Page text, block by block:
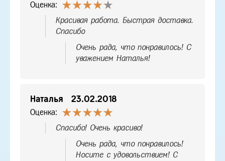
Оценка:
Красивая работа. Быстрая доставка.
Спасибо
Очень рада, что понравилось! С
уважением Наталья!
Наталья 23.02.2018
Оценка:
Спасибо! Очень красиво!
Очень рада, что понравилось!
Носите с удовольствием! С